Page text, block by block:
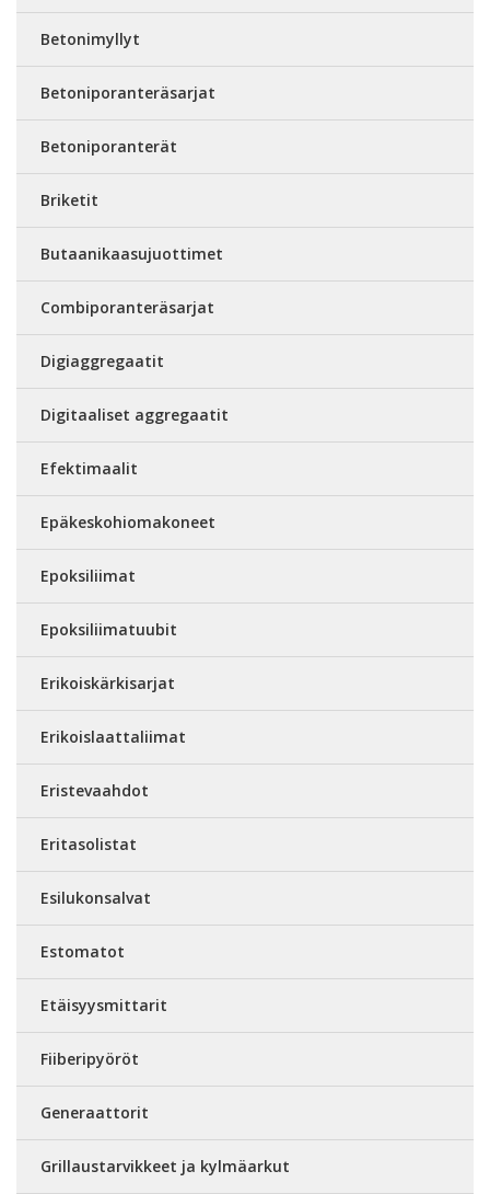
Betonimyllyt
Betoniporanteräsarjat
Betoniporanterät
Briketit
Butaanikaasujuottimet
Combiporanteräsarjat
Digiaggregaatit
Digitaaliset aggregaatit
Efektimaalit
Epäkeskohiomakoneet
Epoksiliimat
Epoksiliimatuubit
Erikoiskärkisarjat
Erikoislaattaliimat
Eristevaahdot
Eritasolistat
Esilukonsalvat
Estomatot
Etäisyysmittarit
Fiiberipyöröt
Generaattorit
Grillaustarvikkeet ja kylmäarkut